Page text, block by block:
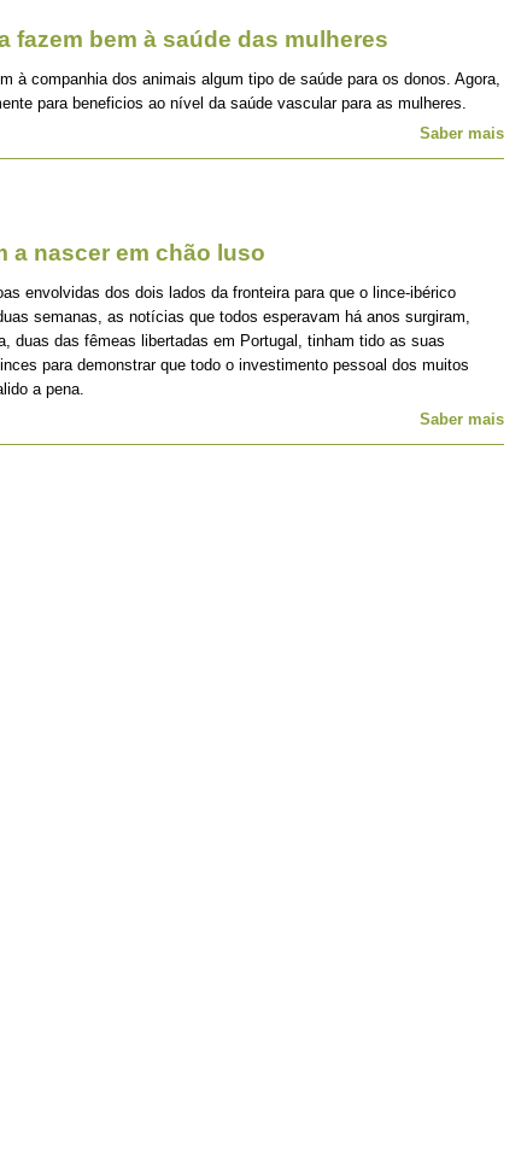
fazem bem à saúde das mulheres
à companhia dos animais algum tipo de saúde para os donos. Agora,
para beneficios ao nível da saúde vascular para as mulheres.
Saber mais
a nascer em chão luso
envolvidas dos dois lados da fronteira para que o lince-ibérico
semanas, as notícias que todos esperavam há anos surgiram,
duas das fêmeas libertadas em Portugal, tinham tido as suas
para demonstrar que todo o investimento pessoal dos muitos
a pena.
Saber mais